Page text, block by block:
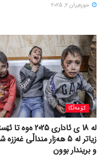
حوزه‌یران 2, 2025
کۆمەڵگا
لە 18 ی ئاداری 2025 ەوە تا
زیاتر لە 5 هەزار منداڵی
و بریندار بوون